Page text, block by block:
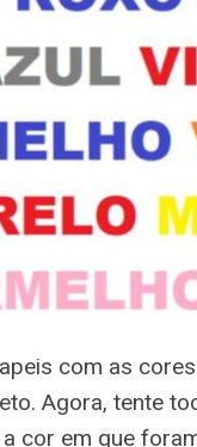
com as
Agora, tente
cor em que